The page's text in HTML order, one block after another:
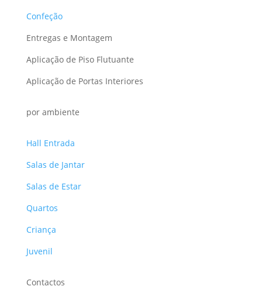
Confeção
Entregas e Montagem
Aplicação de Piso Flutuante
Aplicação de Portas Interiores
por ambiente
Hall Entrada
Salas de Jantar
Salas de Estar
Quartos
Criança
Juvenil
Contactos